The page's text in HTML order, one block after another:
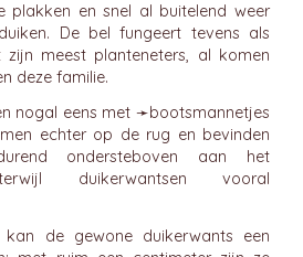
plakken en snel al buitelend weer
De bel fungeert tevens als
zijn meest planteneters, al komen
deze familie.
nogal eens met ➛bootsmannetjes
echter op de rug en bevinden
ondersteboven aan het
duikerwantsen vooral
de gewone duikerwants een